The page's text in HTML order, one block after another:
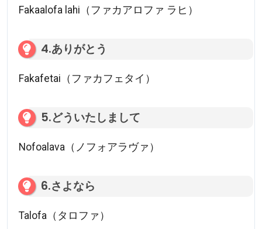
Fakaalofa lahi（ファカアロファ ラヒ）
4.ありがとう
Fakafetai（ファカフェタイ）
5.どういたしまして
Nofoalava（ノフォアラヴァ）
6.さよなら
Talofa（タロファ）